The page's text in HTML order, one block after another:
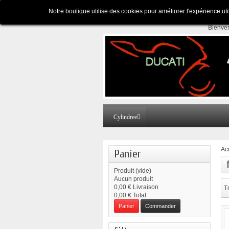
Appelez-nous au :Pour tous
Cylindree
Notre boutique utilise des cookies pour améliorer l'expérience
Panier
Produit (vide)
Aucun produit
0,00 € Livraison
0,00 € Total
Panier Commander